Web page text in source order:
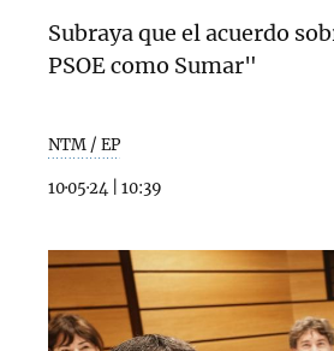
Subraya que el acuerdo
PSOE como Sumar"
NTM / EP
10·05·24 10:39